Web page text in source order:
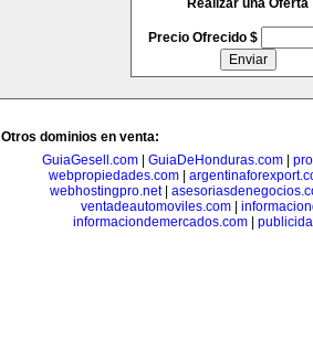
Realizar una Oferta
Precio Ofrecido $
Otros dominios en venta:
GuiaGesell.com| GuiaDeHonduras.com|
webpropiedades.com
webhostingpro.net|
ventadeautomoviles.com|
informaciondemercados.com|